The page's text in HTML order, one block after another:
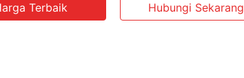
Terbaik Hubungi Sekarang